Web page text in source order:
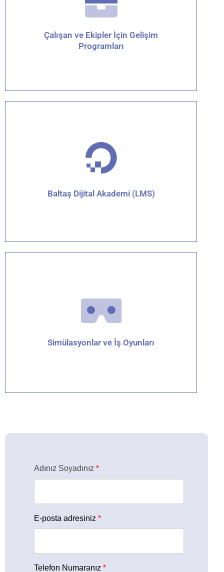
Çalışan ve Ekipler İçin Gelişim
Programları
Detaylar için tıklayın
Baltaş Dijital Akademi (LMS)
Detaylar için tıklayın
Simülasyonlar ve İş Oyunları
Detaylar için tıklayın
Adınız Soyadınız *
E-posta adresiniz *
Telefon Numaranız *